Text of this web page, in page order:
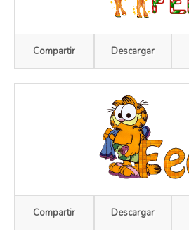
Compartir Descargar
Compartir Descargar